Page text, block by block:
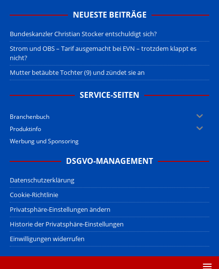
NEUESTE BEITRÄGE
Bundeskanzler Christian Stocker entschuldigt sich?
Strom und OBS – Tarif ausgemacht bei EVN – trotzdem klappt es
nicht?
Mutter betäubte Tochter (9) und zündet sie an
SERVICE-SEITEN
Branchenbuch
Produktinfo
Werbung und Sponsoring
DSGVO-MANAGEMENT
Datenschutzerklärung
Cookie-Richtlinie
Privatsphäre-Einstellungen ändern
Historie der Privatsphäre-Einstellungen
Einwilligungen widerrufen